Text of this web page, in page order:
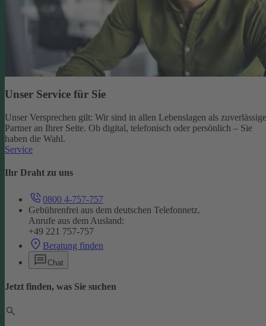
Unser Service für Sie
Unser Versprechen gilt: Wir sind in allen Lebenslagen als
Partner an Ihrer Seite. Ob digital, telefonisch oder persönlich – Sie
haben die Wahl.
Service
Ihr Draht zu uns
0800 4-757-757
Gebührenfrei aus dem deutschen Telefonnetz.
Anrufe aus dem Ausland:
+49 221 757-757
Beratung finden
Chat
Jetzt finden, was Sie suchen